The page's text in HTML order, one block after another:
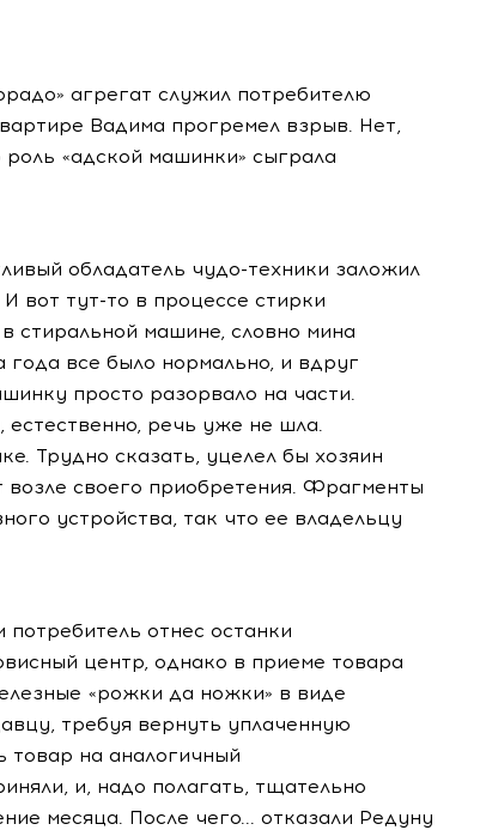
агрегат служил потребителю
Вадима прогремел взрыв. Нет,
«адской машинки» сыграла
обладатель чудо-техники заложил
вот тут-то в процессе стирки
стиральной машине, словно мина
года все было нормально, и вдруг
просто разорвало на части.
речь уже не шла.
Трудно сказать, уцелел бы хозяин
своего приобретения. Фрагменты
устройства, так что ее владельцу
отнес останки
центр, однако в приеме товара
«рожки да ножки» в виде
требуя вернуть уплаченную
товар на аналогичный
и, надо полагать, тщательно
месяца. После чего... отказали Редуну